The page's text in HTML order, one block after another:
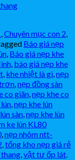
,Chuyên mục con 2,
Báo giá nẹp
, Báo giá nẹp khe
, báo giá nẹp khe
, khe nhiệt là gì,nẹp
,nẹp đồng sàn
co giãn,nẹp khe co
,nẹp khe lún
sàn,nẹp khe lún
ke lún KL80
,nẹp nhôm ntt-
,tổng kho nẹp giá rẻ
,vật tư ốp lát.